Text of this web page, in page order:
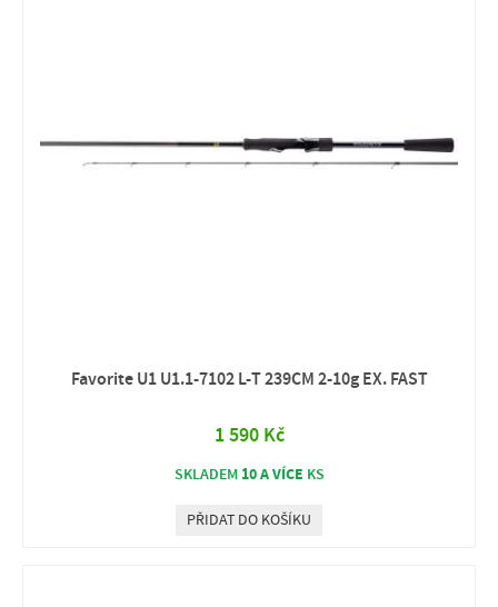
Favorite U1 U1.1-7102 L-T 239CM 2-10g EX. FAST
1 590 Kč
SKLADEM 10 A VÍCE KS
PŘIDAT DO KOŠÍKU